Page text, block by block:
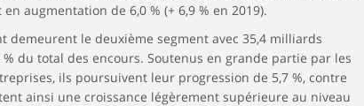
augmentation de 6,0 % (+ 6,9 % en 2019).
demeurent le deuxième segment avec 35,4 milliards
% du total des encours. Soutenus en grande partie par les
ils poursuivent leur progression de 5,7 %, contre
ainsi une croissance légèrement supérieure au niveau